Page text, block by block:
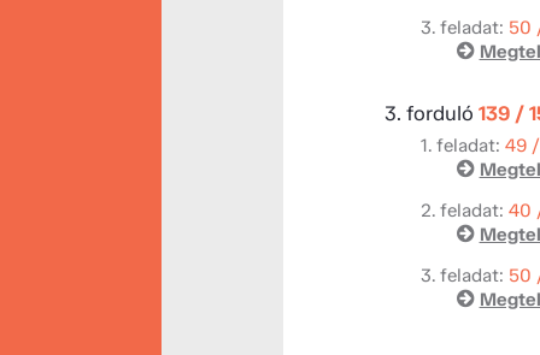
3. feladat: 50
3. forduló 139 /
1. feladat: 49
2. feladat: 40
3. feladat: 50